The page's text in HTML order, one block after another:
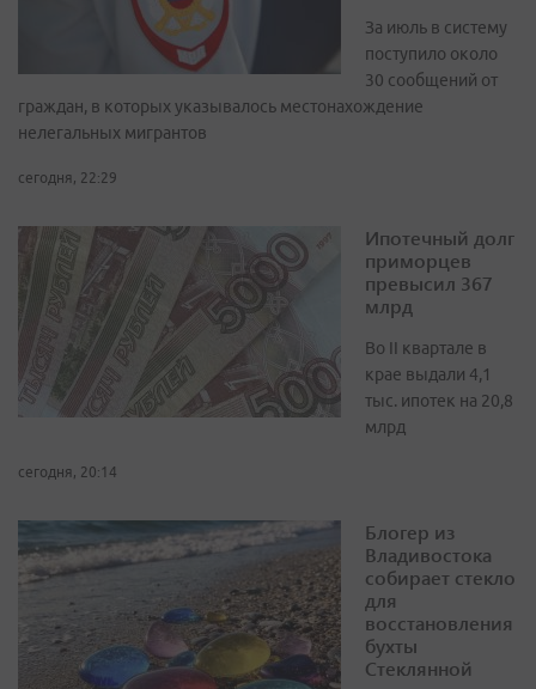
За июль в систему
поступило около
30 сообщений от
граждан, в которых указывалось местонахождение
нелегальных мигрантов
сегодня, 22:29
Ипотечный долг
приморцев
превысил 367
млрд
Во II квартале в
крае выдали 4,1
тыс. ипотек на 20,8
млрд
сегодня, 20:14
Блогер из
Владивостока
собирает стекло
для
восстановления
бухты
Стеклянной